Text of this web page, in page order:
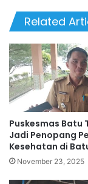
Related
Puskesmas Batu
Jadi Penopang
Kesehatan di
November 23, 2025